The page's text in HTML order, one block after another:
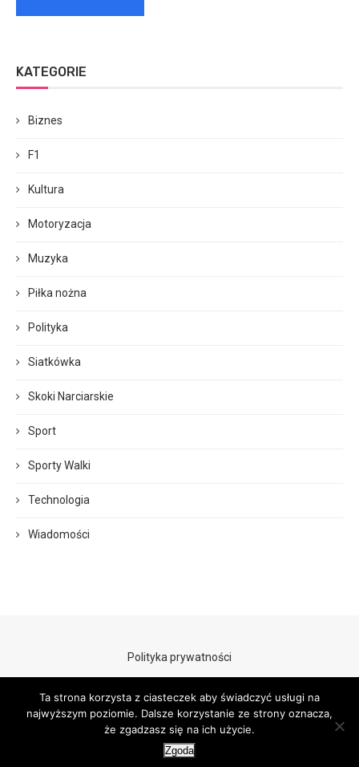
KATEGORIE
Biznes
F1
Kultura
Motoryzacja
Muzyka
Piłka nożna
Polityka
Siatkówka
Skoki Narciarskie
Sport
Sporty Walki
Technologia
Wiadomości
Polityka prywatności
Ta strona korzysta z ciasteczek aby świadczyć usługi na
najwyższym poziomie. Dalsze korzystanie ze strony oznacza,
że zgadzasz się na ich użycie.
Zgoda